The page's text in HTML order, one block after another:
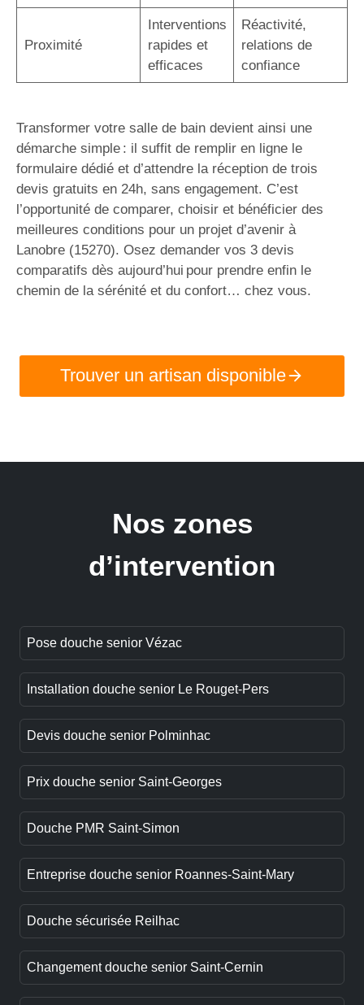
Proximité
Interventions
rapides et
efficaces
Réactivité,
relations de
confiance
Transformer votre salle de bain devient ainsi une
démarche simple : il suffit de remplir en ligne le
formulaire dédié et d’attendre la réception de trois
devis gratuits en 24h, sans engagement. C’est
l’opportunité de comparer, choisir et bénéficier des
meilleures conditions pour un projet d’avenir à
Lanobre (15270). Osez demander vos 3 devis
comparatifs dès aujourd’hui pour prendre enfin le
chemin de la sérénité et du confort… chez vous.
Trouver un artisan disponible
Nos zones
d’intervention
Pose douche senior Vézac
Installation douche senior Le Rouget-Pers
Devis douche senior Polminhac
Prix douche senior Saint-Georges
Douche PMR Saint-Simon
Entreprise douche senior Roannes-Saint-Mary
Douche sécurisée Reilhac
Changement douche senior Saint-Cernin